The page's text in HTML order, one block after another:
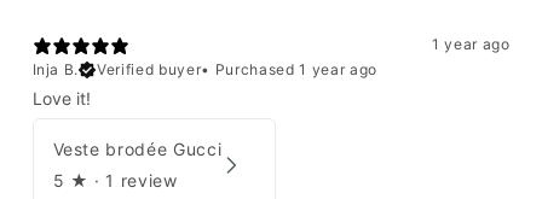
1 year ago
Inja B.
Verified buyer• Purchased 1 year ago
Love it!
Veste brodée Gucci
5 ★ · 1 review